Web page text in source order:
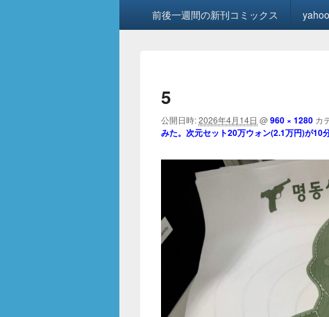
前後一週間の新刊コミックス
5
公開日時:2026年4月14日 @960 × 1280 カ
みた。次元セット20万ウォン(2.1万円)が10